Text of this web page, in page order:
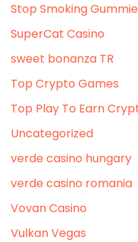
Stop Smoking
SuperCat Casino
sweet bonanza TR
Top Crypto Games
Top Play To Earn
Uncategorized
verde casino hungary
verde casino romania
Vovan Casino
Vulkan Vegas